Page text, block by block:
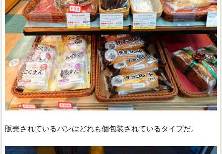
販売されているパンはどれも個包装されているタイプだ。